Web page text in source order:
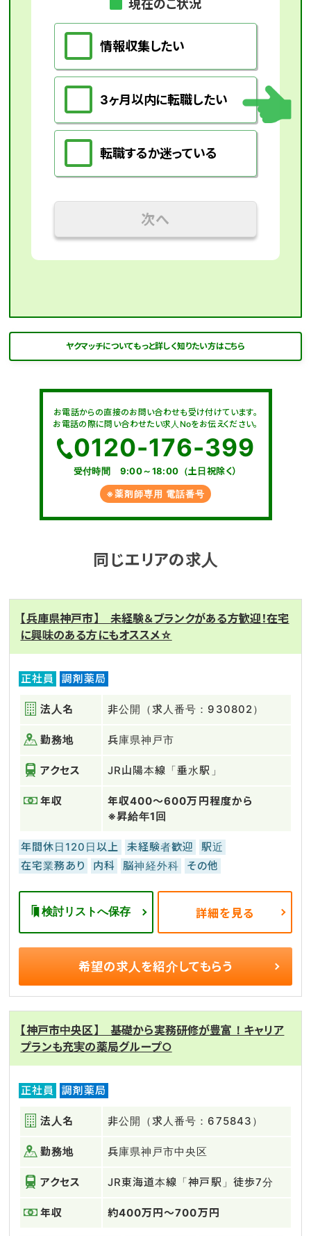
現在のご状況
情報収集したい
3ヶ月以内に転職したい
転職するか迷っている
次へ
ヤクマッチについてもっと詳しく知りたい方はこちら
お電話からの直接のお問い合わせも受け付けています。
お電話の際に問い合わせたい求人Noをお伝えください。
0120-176-399
受付時間 9:00～18:00（土日祝除く）
※薬剤師専用 電話番号
同じエリアの求人
【兵庫県神戸市】 未経験＆ブランクがある方歓迎！在宅
に興味のある方にもオススメ☆
正社員 調剤薬局
法人名 非公開（求人番号：930802）
勤務地 兵庫県神戸市
アクセス JR山陽本線「垂水駅」
年収
年収400～600万円程度から
※昇給年1回
年間休日120日以上 未経験者歓迎
駅近
在宅業務あり
内科 脳神経外科 その他
検討リストへ保存 詳細を見る
希望の求人を紹介してもらう
【神戸市中央区】 基礎から実務研修が豊富！キャリア
プランも充実の薬局グループ○
正社員 調剤薬局
法人名 非公開（求人番号：675843）
勤務地 兵庫県神戸市中央区
アクセス JR東海道本線「神戸駅」徒歩7分
年収 約400万円～700万円